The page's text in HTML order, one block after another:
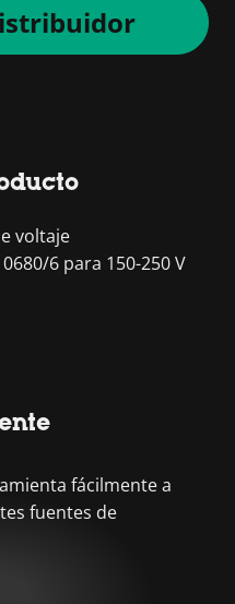
voltaje
6 para 150-250 V
fácilmente a
fuentes de